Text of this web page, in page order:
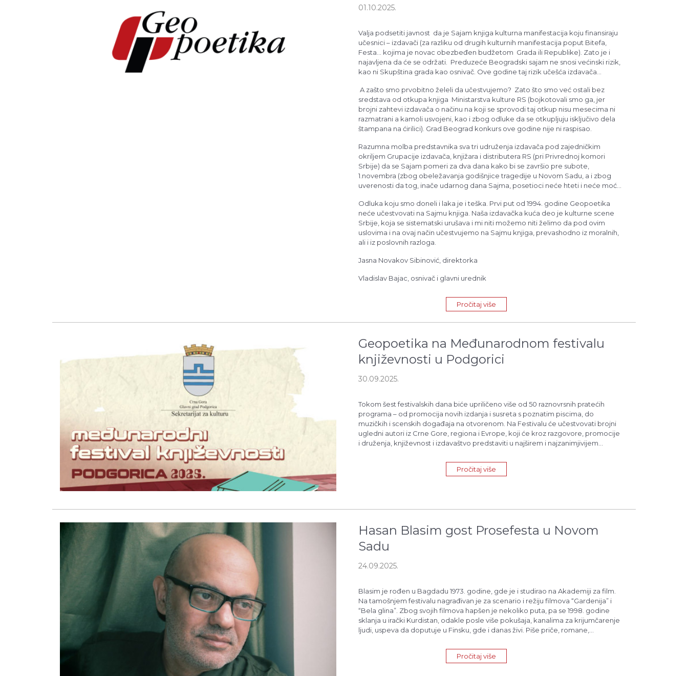
01.10.2025.
Valja podsetiti javnost da je Sajam knjiga kulturna manifestacija koju finansiraju
učesnici – izdavači (za razliku od drugih kulturnih manifestacija poput Bitefa,
Festa... kojima je novac obezbeđen budžetom Grada ili Republike). Zato je i
najavljena da će se održati. Preduzeće Beogradski sajam ne snosi većinski rizik,
kao ni Skupština grada kao osnivač. Ove godine taj rizik učešća izdavača
činjenicu da će biti bitno manja. Samim tim, i gubitak izdavačima bi, kao glavnim
finansijerima svoje manifestacije, u ovoj situaciji bio veliki.
A zašto smo prvobitno želeli da učestvujemo? Zato što smo već ostali bez
sredstava od otkupa knjiga Ministarstva kulture RS (bojkotovali smo ga, jer
brojni zahtevi izdavača o načinu na koji se sprovodi taj otkup nisu mesecima ni
razmatrani a kamoli usvojeni, kao i zbog odluke da se otkupljuju isključivo dela
štampana na ćirilici). Grad Beograd konkurs ove godine nije ni raspisao.
Razumna molba predstavnika sva tri udruženja izdavača pod zajedničkim
okriljem Grupacije izdavača, knjižara i distributera RS (pri Privrednoj komori
Srbije) da se Sajam pomeri za dva dana kako bi se završio pre subote,
1.novembra (zbog obeležavanja godišnjice tragedije u Novom Sadu, a i zbog
uverenosti da tog, inače udarnog dana Sajma, posetioci neće hteti i neće moći
odbijena je.
Odluka koju smo doneli i laka je i teška. Prvi put od 1994. godine Geopoetika
neće učestvovati na Sajmu knjiga. Naša izdavačka kuća deo je kulturne scene
Srbije, koja se sistematski urušava i mi niti možemo niti želimo da pod ovim
uslovima i na ovaj način učestvujemo na Sajmu knjiga, prevashodno iz moralnih,
ali i iz poslovnih razloga.
Jasna Novakov Sibinović, direktorka
Vladislav Bajac, osnivač i glavni urednik
Pročitaj više
Geopoetika na Međunarodnom festivalu
književnosti u Podgorici
30.09.2025.
Tokom šest festivalskih dana biće upriličeno više od 50 raznovrsnih pratećih
programa – od promocija novih izdanja i susreta s poznatim piscima, do
muzičkih i scenskih događaja na otvorenom. Na Festivalu će učestvovati brojni
ugledni autori iz Crne Gore, regiona i Evrope, koji će kroz razgovore, promocije
i druženja, književnost i izdavaštvo predstaviti u najširem i najzanimjivijem
Pročitaj više
Hasan Blasim gost Prosefesta u Novom
Sadu
24.09.2025.
Blasim je rođen u Bagdadu 1973. godine, gde je i studirao na Akademiji za film.
Na tamošnjem festivalu nagrađivan je za scenario i režiju filmova “Gardenija” i
“Bela glina”. Zbog svojih filmova hapšen je nekoliko puta, pa se 1998. godine
sklanja u irački Kurdistan, odakle posle više pokušaja, kanalima za krijumčarenje
ljudi, uspeva da doputuje u Finsku, gde i danas živi. Piše priče, romane,
emisija za televiziju. Zbog tema kojima se bavi, a pre svega zbog izuzetno
kritičkog duha, te oštrog i nemilosrdnog jezika, njegove knjige do sada nisu
Pročitaj više